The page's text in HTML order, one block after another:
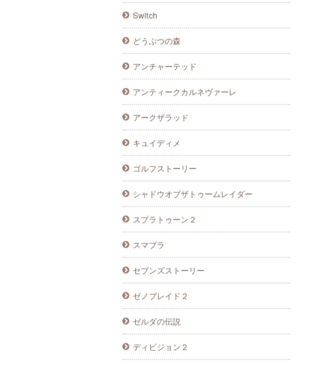
Switch
どうぶつの森
アンチャーテッド
アンティークカルネヴァーレ
アークザラッド
キュイディメ
ゴルフストーリー
シャドウオブザトゥームレイダー
スプラトゥーン２
スマブラ
セブンズストーリー
ゼノブレイド２
ゼルダの伝説
ディビジョン２